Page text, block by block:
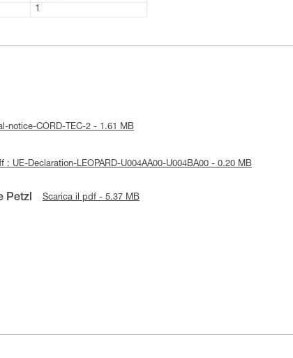
1
notice-CORD-TEC-2 - 1.61 MB
: UE-Declaration-LEOPARD-U004AA00-U004BA00 - 0.20 MB
Petzl Scarica il pdf - 5.37 MB